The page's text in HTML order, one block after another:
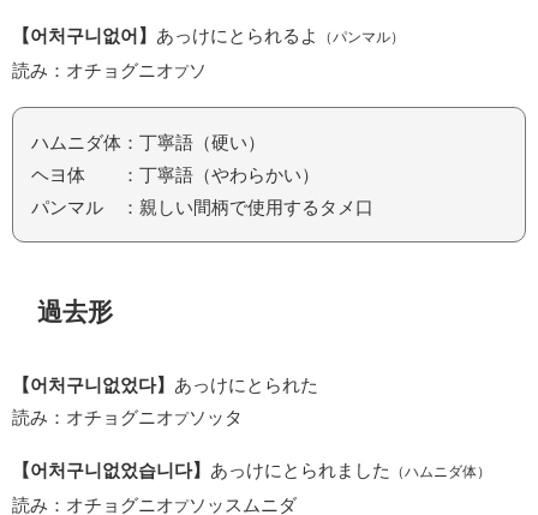
【어처구니없어】 あっけにとられるよ （パンマル）
読み：オチョグニオプソ
ハムニダ体：丁寧語（硬い）
ヘヨ体 ：丁寧語（やわらかい）
パンマル ：親しい間柄で使用するタメ口
過去形
【어처구니없었다】 あっけにとられた
読み：オチョグニオプソッタ
【어처구니없었습니다】 あっけにとられました （ハムニダ体）
読み：オチョグニオプソッスムニダ